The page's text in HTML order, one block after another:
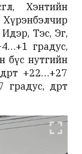
Хэнтийн
Тэс, Эг,
-4…+1 градус,
бүс нутгийн
+22…+27
өдөртөө